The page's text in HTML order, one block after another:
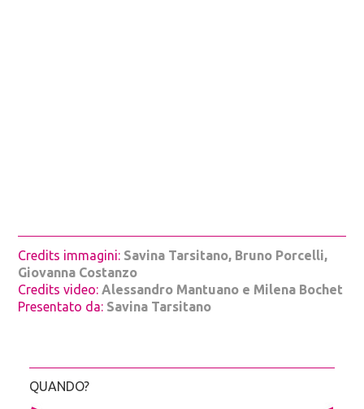
Credits immagini: Savina Tarsitano, Bruno Porcelli,
Giovanna Costanzo
Credits video:Alessandro Mantuano e Milena Bochet
Presentato da: Savina Tarsitano
QUANDO?